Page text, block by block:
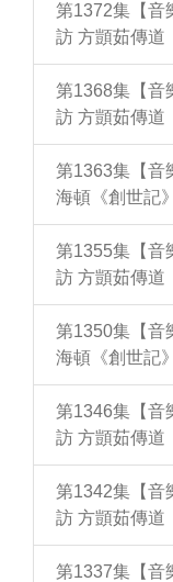
第1372集【音
訪 方顗茹傳道
第1368集【音
訪 方顗茹傳道
第1363集【
海頓《創世記
第1355集【音
訪 方顗茹傳道
第1350集【
海頓《創世記
第1346集【音
訪 方顗茹傳道
第1342集【音
訪 方顗茹傳道
第1337集【音